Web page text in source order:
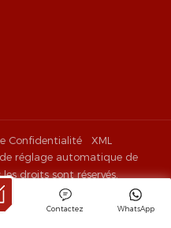
Confidentialité
XML
réglage automatique de
droits sont réservés.
CHARGE
WhatsApp
Contactez